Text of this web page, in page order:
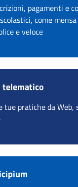
pagamenti e
come
e veloce
tue pratiche da Web,